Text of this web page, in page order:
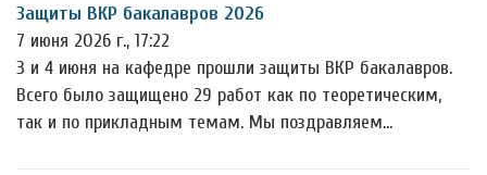
Защиты ВКР бакалавров 2026
7 июня 2026 г., 17:22
3 и 4 июня на кафедре прошли защиты ВКР бакалавров.
Всего было защищено 29 работ как по теоретическим,
так и по прикладным темам. Мы поздравляем…